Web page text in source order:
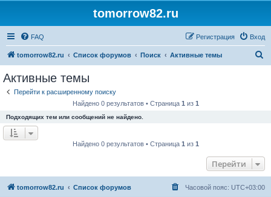
tomorrow82.ru
FAQ Вход
Регистрация
tomorrow82.ru Список форумов Поиск Активные темы
Активные темы
Перейти к расширенному поиску
Найдено 0 результатов • Страница 1 из 1
Подходящих тем или сообщений не найдено.
Найдено 0 результатов • Страница 1 из 1
Перейти
tomorrow82.ru Список форумов Часовой пояс: UTC+03:00